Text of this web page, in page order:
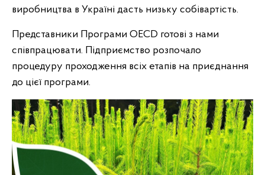
виробництва в Україні дасть низьку собівартість.
Представники Програми OECD готові з нами
співпрацювати. Підприємство розпочало
процедуру проходження всіх етапів на приєднання
до цієї програми.